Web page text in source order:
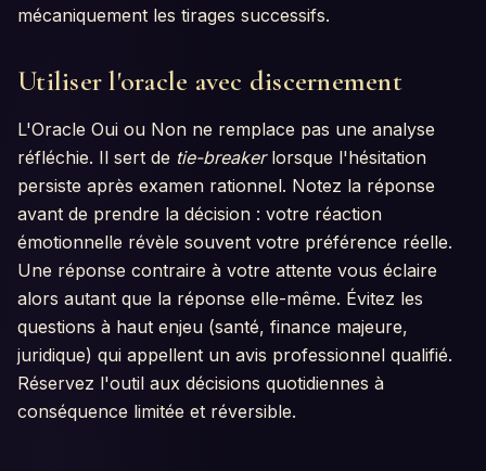
mécaniquement les tirages successifs.
Utiliser l'oracle avec discernement
L'Oracle Oui ou Non ne remplace pas une analyse
réfléchie. Il sert de tie-breakerlorsque l'hésitation
persiste après examen rationnel. Notez la réponse
avant de prendre la décision : votre réaction
émotionnelle révèle souvent votre préférence réelle.
Une réponse contraire à votre attente vous éclaire
alors autant que la réponse elle-même. Évitez les
questions à haut enjeu (santé, finance majeure,
juridique) qui appellent un avis professionnel qualifié.
Réservez l'outil aux décisions quotidiennes à
conséquence limitée et réversible.